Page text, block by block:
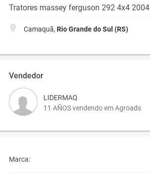
Tratores massey ferguson 292 4x4 2004
Camaquã, Rio Grande do Sul (RS)
Vendedor
LIDERMAQ
11 AÑOS vendendo em Agroads
Marca: